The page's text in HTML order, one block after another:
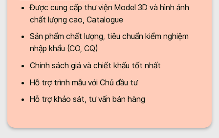
Được cung cấp thư viện Model 3D và hình ảnh
chất lượng cao, Catalogue
Sản phẩm chất lượng, tiêu chuẩn kiểm nghiệm
nhập khẩu (CO, CQ)
Chính sách giá và chiết khấu tốt nhất
Hỗ trợ trình mẫu với Chủ đầu tư
Hỗ trợ khảo sát, tư vấn bán hàng